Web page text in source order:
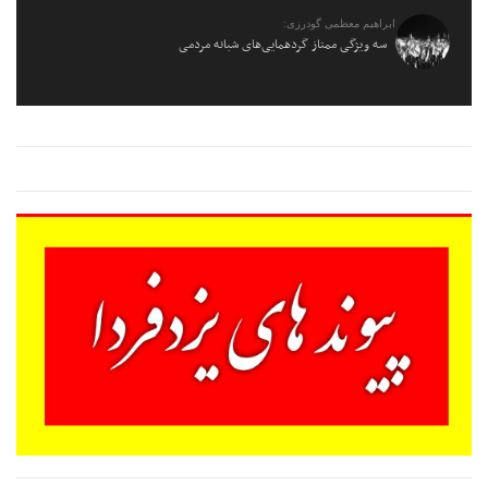
ابراهیم معظمی گودرزی:
سه ویژگی ممتاز گردهمایی‌های شبانه مردمی